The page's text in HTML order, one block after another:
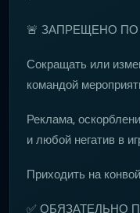
🚨 ЗАПРЕЩЕНО ПО
Сокращать или
командой
Реклама,
и любой негатив в
Приходить на
✅ ОБЯЗАТЕЛЬНО